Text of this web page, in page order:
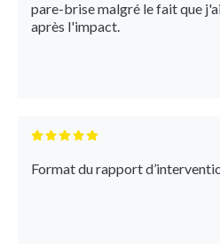
pare-brise malgré le fait que
après l'impact.
Format du rapport